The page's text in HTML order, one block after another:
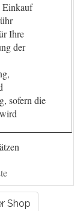
Einkauf
Ihre
der
sofern die
Shop